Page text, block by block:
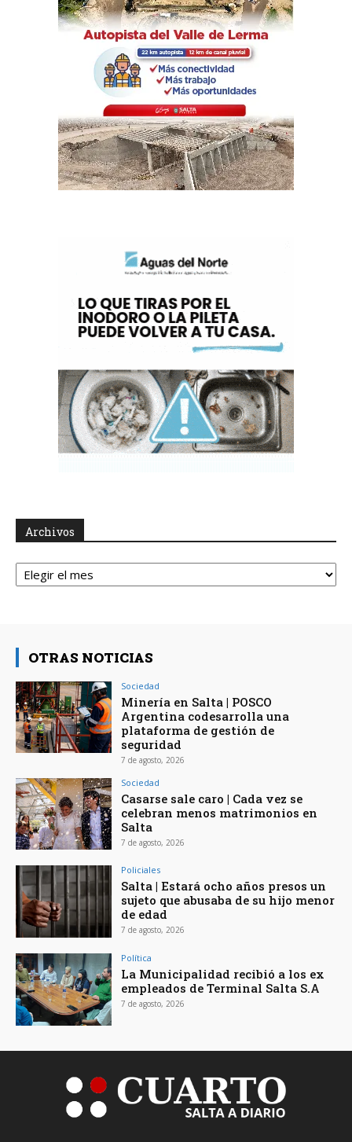
Archivos
Archivos
OTRAS NOTICIAS
Sociedad
Minería en Salta | POSCO
Argentina codesarrolla una
plataforma de gestión de
seguridad
7 de agosto, 2026
Sociedad
Casarse sale caro | Cada vez se
celebran menos matrimonios en
Salta
7 de agosto, 2026
Policiales
Salta | Estará ocho años presos un
sujeto que abusaba de su hijo menor
de edad
7 de agosto, 2026
Política
La Municipalidad recibió a los ex
empleados de Terminal Salta S.A
7 de agosto, 2026